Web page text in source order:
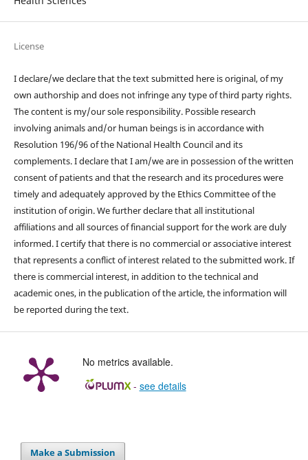
License
I declare/we declare that the text submitted here is original, of my
own authorship and does not infringe any type of third party rights.
The content is my/our sole responsibility. Possible research
involving animals and/or human beings is in accordance with
Resolution 196/96 of the National Health Council and its
complements. I declare that I am/we are in possession of the written
consent of patients and that the research and its procedures were
timely and adequately approved by the Ethics Committee of the
institution of origin. We further declare that all institutional
affiliations and all sources of financial support for the work are duly
informed. I certify that there is no commercial or associative interest
that represents a conflict of interest related to the submitted work. If
there is commercial interest, in addition to the technical and
academic ones, in the publication of the article, the information will
be reported during the text.
No metrics available.
- see details
Make a Submission